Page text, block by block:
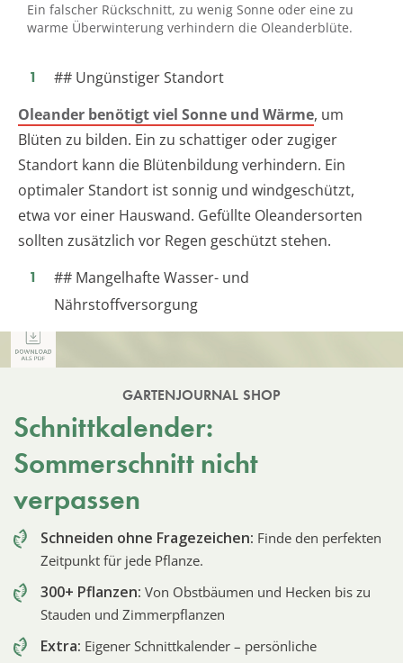
Ein falscher Rückschnitt, zu wenig Sonne oder eine zu
warme Überwinterung verhindern die Oleanderblüte.
## Ungünstiger Standort
Oleander benötigt viel Sonne und Wärme, um
Blüten zu bilden. Ein zu schattiger oder zugiger
Standort kann die Blütenbildung verhindern. Ein
optimaler Standort ist sonnig und windgeschützt,
etwa vor einer Hauswand. Gefüllte Oleandersorten
sollten zusätzlich vor Regen geschützt stehen.
## Mangelhafte Wasser- und
Nährstoffversorgung
GARTENJOURNAL SHOP
Schnittkalender:
Sommerschnitt nicht
verpassen
Schneiden ohne Fragezeichen: Finde den perfekten
Zeitpunkt für jede Pflanze.
300+ Pflanzen: Von Obstbäumen und Hecken bis zu
Stauden und Zimmerpflanzen
Extra: Eigener Schnittkalender – persönliche